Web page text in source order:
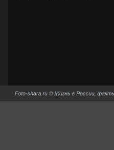
Foto-shara.ru © Жизнь в России,